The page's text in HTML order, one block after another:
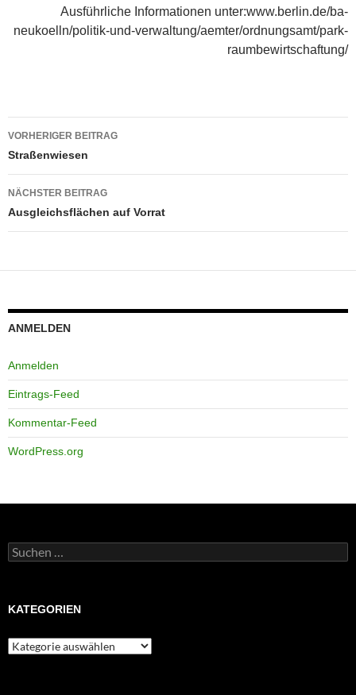
Ausführliche Informationen unter:www.berlin.de/ba-
neukoelln/politik-und-verwaltung/aemter/ordnungsamt/park­
raumbewirtschaftung/
Beitragsnavigation
VORHERIGER BEITRAG
Straßenwiesen
NÄCHSTER BEITRAG
Ausgleichsflächen auf Vorrat
ANMELDEN
Anmelden
Eintrags-Feed
Kommentar-Feed
WordPress.org
Suchen
nach:
KATEGORIEN
Kategorien